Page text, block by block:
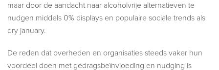
maar door de aandacht naar alcoholvrije alternatieven te
nudgen middels 0% displays en populaire sociale trends als
dry january.
De reden dat overheden en organisaties steeds vaker hun
voordeel doen met gedragsbeïnvloeding en nudging is